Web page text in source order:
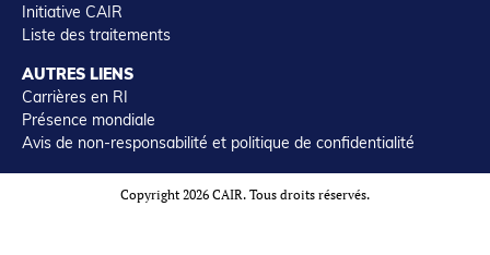
Initiative CAIR
Liste des traitements
AUTRES LIENS
Carrières en RI
Présence mondiale
Avis de non-responsabilité et politique de confidentialité
Copyright 2026 CAIR. Tous droits réservés.